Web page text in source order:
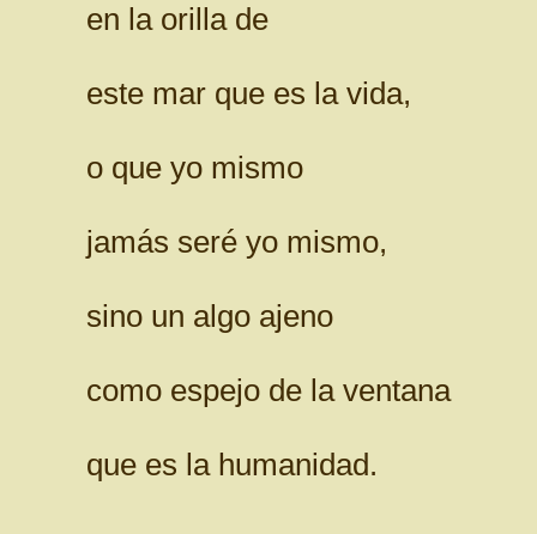
en la orilla de
este mar que es la vida,
o que yo mismo
jamás seré yo mismo,
sino un algo ajeno
como espejo de la ventana
que es la humanidad.